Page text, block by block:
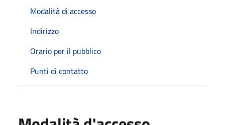
Modalità di accesso
Indirizzo
Orario per il pubblico
Punti di contatto